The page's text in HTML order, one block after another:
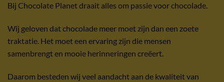
Bij Chocolate Planet draait alles om passie voor chocolade.
Wij geloven dat chocolade meer moet zijn dan een zoete
traktatie. Het moet een ervaring zijn die mensen
samenbrengt en mooie herinneringen creëert.
Daarom besteden wij veel aandacht aan de kwaliteit van